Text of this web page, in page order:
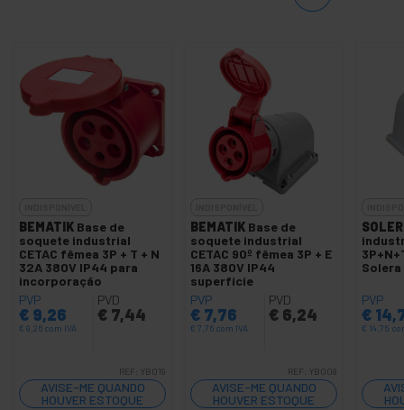
BEMATIK Base de
soquete industrial
CETAC fêmea 3P + T + N
32A 380V IP44 para
incorporação
PVP
€ 9,26
€ 9,26 com IVA
PVD
€7,44
REF: YB019
AVISE-ME QUANDO
HOUVER ESTOQUE
BEMATIK Base de
soquete industrial
CETAC 90º fêmea 3P + E
16A 380V IP44
superfície
PVP
€ 7,76
€ 7,76 com IVA
PVD
€6,24
REF: YB008
AVISE-ME QUANDO
HOUVER ESTOQUE
Solera
PVP
€
€ 14,75